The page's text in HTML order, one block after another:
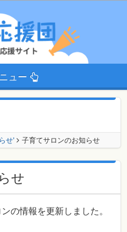
ュー
せ' 子育てサロンのお知らせ
せ
の情報を更新しました。